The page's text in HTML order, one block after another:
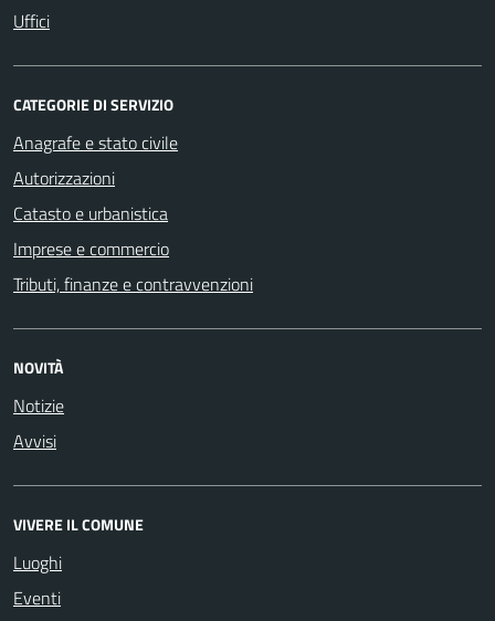
Uffici
CATEGORIE DI SERVIZIO
Anagrafe e stato civile
Autorizzazioni
Catasto e urbanistica
Imprese e commercio
Tributi, finanze e contravvenzioni
NOVITÀ
Notizie
Avvisi
VIVERE IL COMUNE
Luoghi
Eventi